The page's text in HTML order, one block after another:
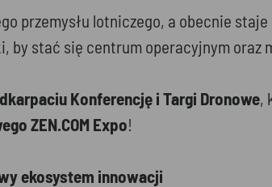
przemysłu lotniczego, a obecnie
stać się centrum operacyjnym oraz
Konferencję i Targi Dronowe,
ZEN.COM Expo!
ekosystem innowacji